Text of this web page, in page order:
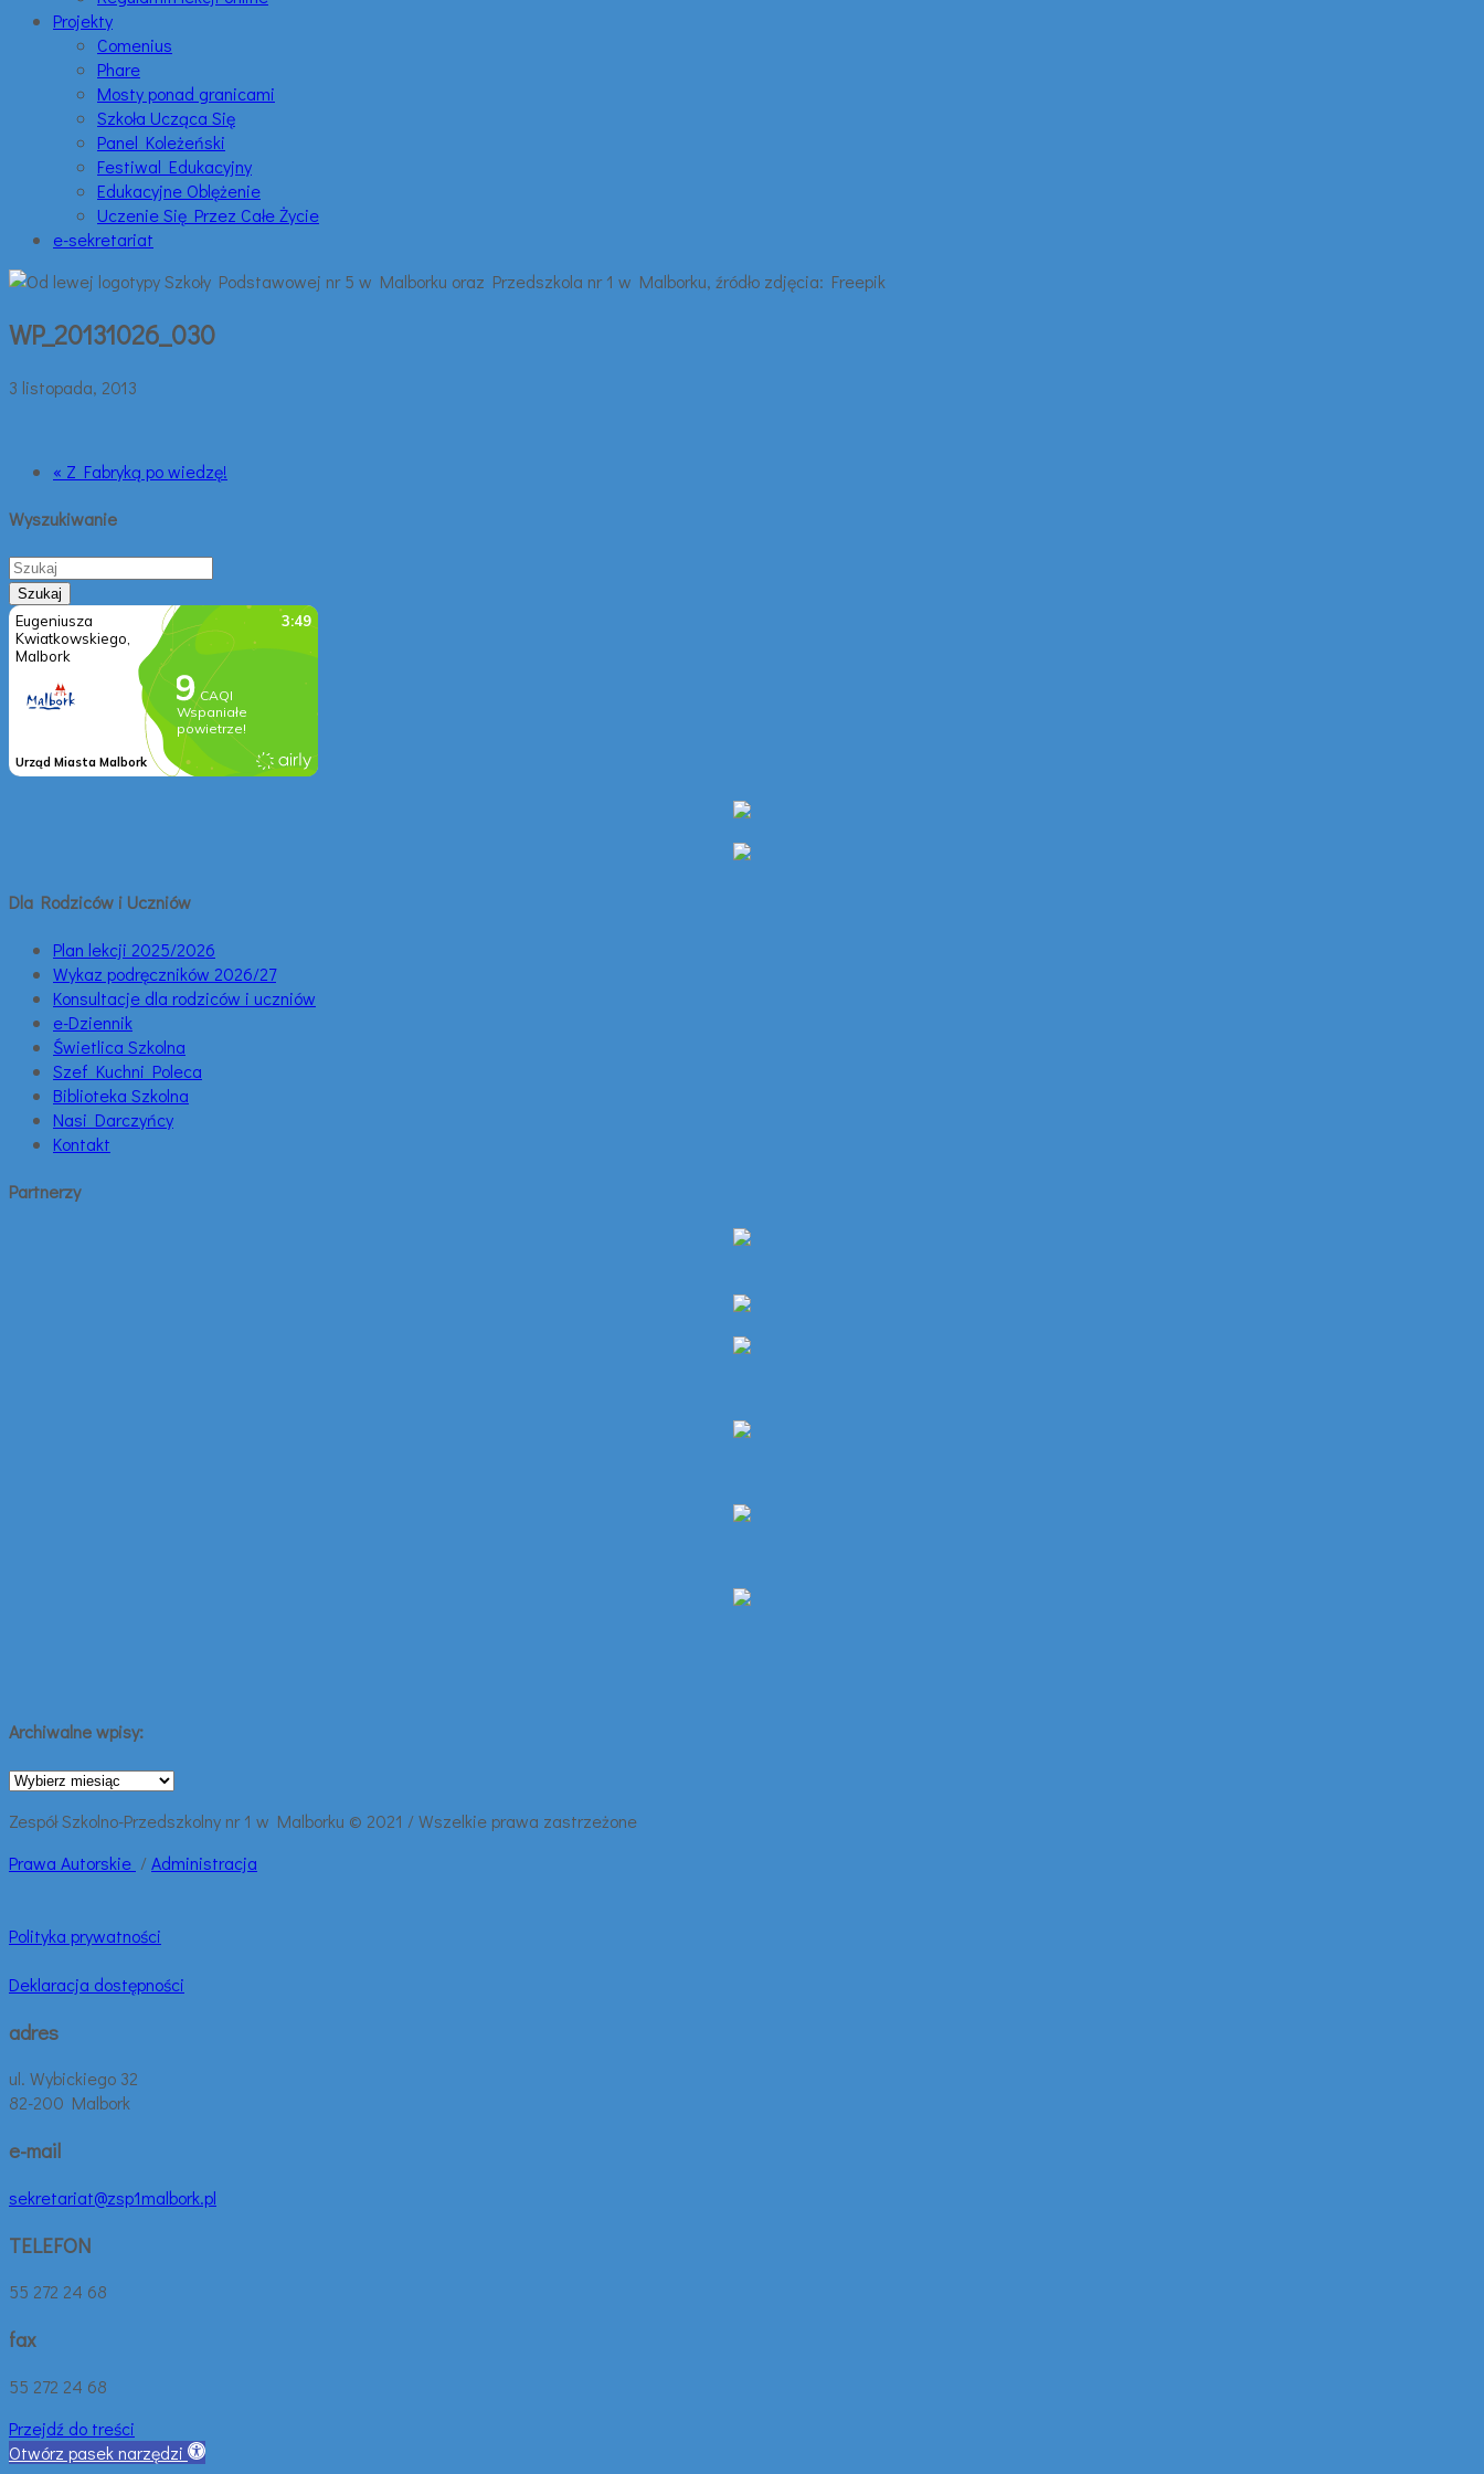
Projekty
Comenius
Phare
Mosty ponad granicami
Szkoła Ucząca Się
Panel Koleżeński
Festiwal Edukacyjny
Edukacyjne Oblężenie
Uczenie Się Przez Całe Życie
e-sekretariat
WP_20131026_030
3 listopada, 2013
« Z Fabryką po wiedzę!
Wyszukiwanie
Dla Rodziców i Uczniów
Plan lekcji 2025/2026
Wykaz podręczników 2026/27
Konsultacje dla rodziców i uczniów
e-Dziennik
Świetlica Szkolna
Szef Kuchni Poleca
Biblioteka Szkolna
Nasi Darczyńcy
Kontakt
Partnerzy
Archiwalne wpisy:
Archiwalne
Zespół Szkolno-Przedszkolny nr 1 w Malborku © 2021 / Wszelkie prawa zastrzeżone
Prawa Autorskie /Administracja
Polityka prywatności
Deklaracja dostępności
adres
ul. Wybickiego 32
82-200 Malbork
e-mail
sekretariat@zsp1malbork.pl
TELEFON
55 272 24 68
fax
55 272 24 68
Przejdź do treści
Otwórz pasek narzędzi